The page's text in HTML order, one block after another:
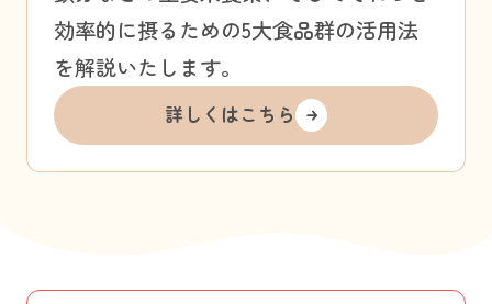
効率的に摂るための5大食品群の活用法
を解説いたします。
詳しくはこちら